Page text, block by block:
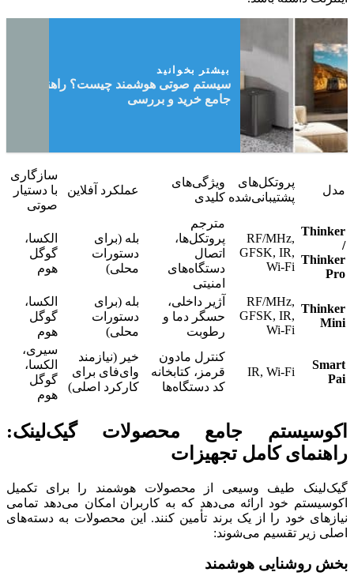
بیشتر بخوانید
سیستم صوتی هوشمند چیست؟ راهنمای
جامع خرید و بررسی
مدل
پروتکل‌های
پشتیبانی‌شده
ویژگی‌های
کلیدی
عملکرد آفلاین
سازگاری
با دستیار
صوتی
Thinker
/
Thinker
Pro
RF/MHz,
GFSK, IR,
Wi-Fi
مترجم
پروتکل‌ها،
اتصال
دستگاه‌های
امنیتی
بله (برای
دستورات
محلی)
الکسا،
گوگل
هوم
Thinker
Mini
RF/MHz,
GFSK, IR,
Wi-Fi
آژیر داخلی،
حسگر دما و
رطوبت
بله (برای
دستورات
محلی)
الکسا،
گوگل
هوم
Smart
Pai
IR, Wi-Fi
کنترل مادون
قرمز، کتابخانه
کد دستگاه‌ها
خیر (نیازمند
وای‌فای برای
کارکرد اصلی)
سیری،
الکسا،
گوگل
هوم
اکوسیستم جامع محصولات گیک‌لینک:
راهنمای کامل تجهیزات
گیک‌لینک طیف وسیعی از محصولات هوشمند را برای تکمیل
اکوسیستم خود ارائه می‌دهد که به کاربران امکان می‌دهد تمامی
نیازهای خود را از یک برند تأمین کنند. این محصولات به دسته‌های
اصلی زیر تقسیم می‌شوند:
بخش روشنایی هوشمند